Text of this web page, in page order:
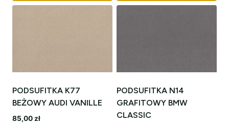
PODSUFITKA K77
BEŻOWY AUDI VANILLE
85,00 zł
PODSUFITKA N14
GRAFITOWY BMW
CLASSIC